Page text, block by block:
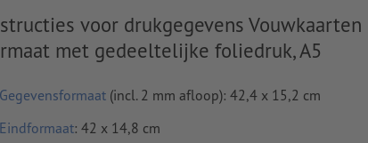
voor drukgegevens
met gedeeltelijke foliedruk, A5
Gegevensformaat (incl. 2 mm afloop): 42,4 x 15,2 cm
Eindformaat: 42 x 14,8 cm